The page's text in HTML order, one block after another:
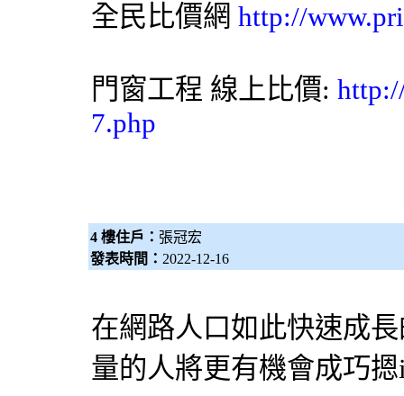
全民比價網 http://
門窗工程 線上比價:
7.php
4 樓住戶： 張冠宏
發表時間： 2022-12-16
在網路人口如此快速成
量的人將更有機會成巧